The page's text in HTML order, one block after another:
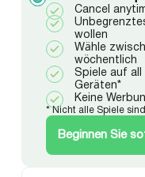
Cancel
wollen
Wähle
wöchentlich
Spiele auf all
Geräten*
Keine
* Nicht alle Spiele
Beginnen Sie